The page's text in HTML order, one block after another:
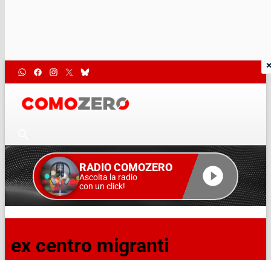
RADIO COMOZERO
Ascolta la radio
con un click!
ex centro migranti